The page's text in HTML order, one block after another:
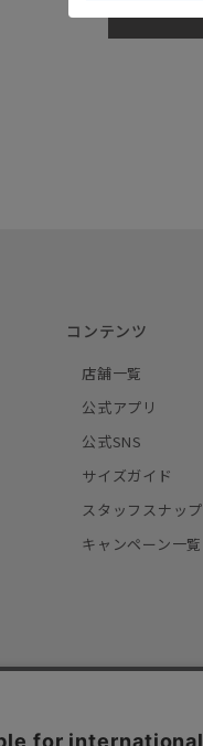
コンテンツ
店舗一覧
公式アプリ
公式SNS
サイズガイド
スタッフスナップ
キャンペーン一覧